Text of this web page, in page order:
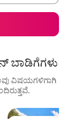
ಬಾಡಿಗೆಗಳು
ಹಲವು ವಿಷಯಗಳಿಗಾಗಿ